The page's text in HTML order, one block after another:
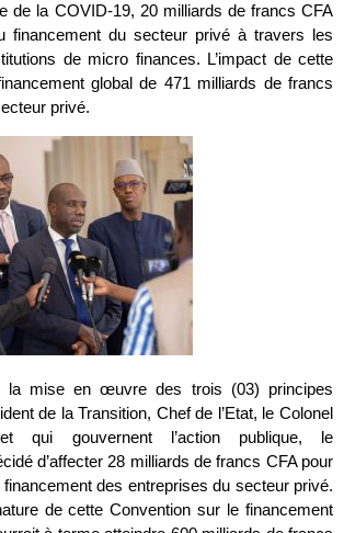
de la COVID-19, 20 milliards de francs CFA
financement du secteur privé à travers les
de micro finances. L’impact de cette
global de 471 milliards de francs
privé.
la mise en œuvre des trois (03) principes
de la Transition, Chef de l’Etat, le Colonel
qui gouvernent l’action publique, le
d’affecter 28 milliards de francs CFA pour
des entreprises du secteur privé.
de cette Convention sur le financement